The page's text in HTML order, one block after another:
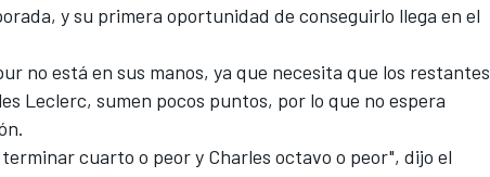
y su primera oportunidad de conseguirlo llega en el
no está en sus manos, ya que necesita que los restantes
Leclerc, sumen pocos puntos, por lo que no espera
cuarto o peor y Charles octavo o peor", dijo el